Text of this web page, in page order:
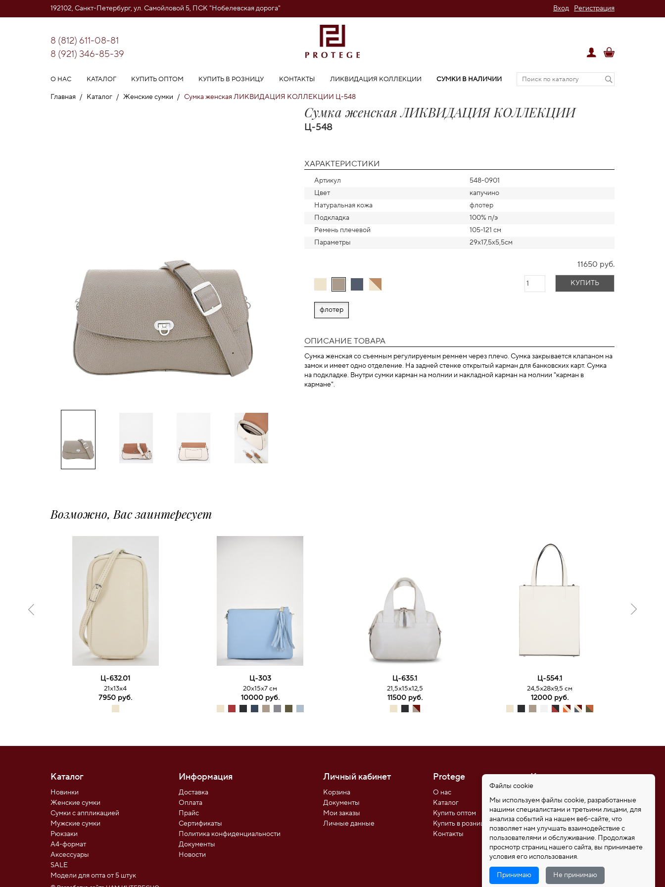
192102, Санкт-Петербург, ул. Самойловой 5, ПСК "Нобелевская дорога" Регистрация
Вход
8 (812) 611-08-81
8 (921) 346-85-39
О НАС КАТАЛОГ КУПИТЬ ОПТОМ КУПИТЬ В РОЗНИЦУ КОНТАКТЫ ЛИКВИДАЦИЯ КОЛЛЕКЦИИ СУМКИ В НАЛИЧИИ
Главная / Каталог / Женские сумки / Сумка женская ЛИКВИДАЦИЯ КОЛЛЕКЦИИ Ц-548
Сумка женская ЛИКВИДАЦИЯ КОЛЛЕКЦИИ
Ц-548
ХАРАКТЕРИСТИКИ
Артикул
548-0901
Цвет
капучино
Натуральная кожа
флотер
Подкладка
100% п/э
Ремень плечевой
105-121 см
Параметры
29х17,5х5,5см
11650 руб.
КУПИТЬ
флотер
ОПИСАНИЕ ТОВАРА
Сумка женская со съемным регулируемым ремнем через плечо. Сумка закрывается клапаном на
замок и имеет одно отделение. На задней стенке открытый карман для банковских карт. Сумка
на подкладке. Внутри сумки карман на молнии и накладной карман на молнии "карман в
кармане".
Возможно, Вас заинтересует
Ц-632.01
21х13х4
7950 руб.
Ц-303
20х15х7 см
10000 руб.
Ц-635.1
21,5х15х12,5
11500 руб.
Ц-554.1
24,5х28х9,5 см
12000 руб.
Каталог
Новинки
Женские сумки
Сумки с аппликацией
Мужские сумки
Рюкзаки
А4-формат
Аксессуары
SALE
Модели для опта от 5 штук
Информация
Доставка
Оплата
Прайс
Сертификаты
Политика конфиденциальности
Документы
Новости
Личный кабинет
Корзина
Документы
Мои заказы
Личные данные
Protege
О нас
Каталог
Купить оптом
Купить в розницу
Контакты
Контакты
8 (921) 346-85-39
192102, Санкт-Петербург,
ул. Самойловой 5, ПСК
"Нобелевская дорога"
protege_bags@mail.ru
Файлы cookie
Мы используем файлы cookie, разработанные
нашими специалистами и третьими лицами, для
анализа событий на нашем веб-сайте, что
позволяет нам улучшать взаимодействие с
пользователями и обслуживание. Продолжая
просмотр страниц нашего сайта, вы принимаете
условия его использования.
Принимаю Не принимаю